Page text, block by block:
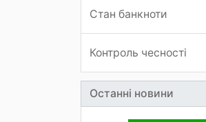
Стан банкноти
Контроль чесності
Останні новини